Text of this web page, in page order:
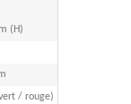
(H)
/ rouge)